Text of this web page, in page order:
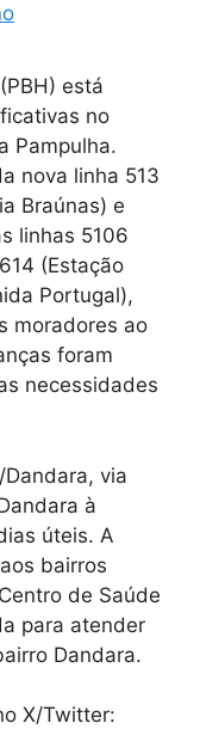
está
no
Pampulha.
nova linha 513
Braúnas) e
linhas 5106
(Estação
Portugal),
moradores ao
foram
necessidades
via
à
úteis. A
bairros
de Saúde
para atender
Dandara.
X/Twitter: